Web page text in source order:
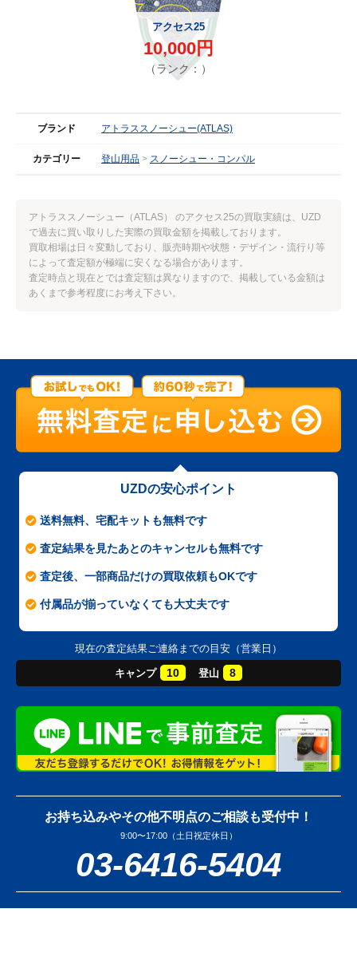
アクセス25
10,000円
（ランク：）
ブランド アトラススノーシュー(ATLAS)
カテゴリー 登山用品 スノーシュー・コンパル
アトラススノーシュー（ATLAS） のアクセス25の買取実績は、UZD
で過去に買い取りした実際の買取金額を掲載しております。
買取相場は日々変動しており、販売時期や状態・デザイン・流行り等
によって査定額が極端に安くなる場合があります。
査定時点と現在とでは査定額は異なりますので、掲載している金額は
あくまで参考程度にお考え下さい。
UZDの安心ポイント
送料無料、宅配キットも無料です
査定結果を見たあとのキャンセルも無料です
査定後、一部商品だけの買取依頼もOKです
付属品が揃っていなくても大丈夫です
現在の査定結果ご連絡までの目安（営業日）
キャンプ 10 登山 8
お持ち込みやその他不明点のご相談も受付中！
9:00〜17:00（土日祝定休日）
03-6416-5404